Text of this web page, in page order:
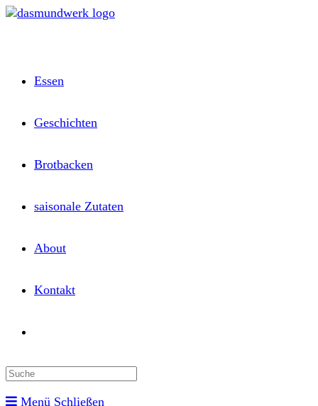
Zum
Essen
Geschichten
Brotbacken
saisonale Zutaten
About
Kontakt
website
Menü Schließen